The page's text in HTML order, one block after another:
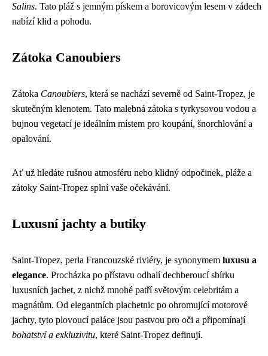
Salins. Tato pláž s jemným pískem a borovicovým lesem v zádech
nabízí klid a pohodu.
Zátoka Canoubiers
Zátoka Canoubiers, která se nachází severně od Saint-Tropez, je
skutečným klenotem. Tato malebná zátoka s tyrkysovou vodou a
bujnou vegetací je ideálním místem pro koupání, šnorchlování a
opalování.
Ať už hledáte rušnou atmosféru nebo klidný odpočinek, pláže a
zátoky Saint-Tropez splní vaše očekávání.
Luxusní jachty a butiky
Saint-Tropez, perla Francouzské riviéry, je synonymem luxusu a
elegance. Procházka po přístavu odhalí dechberoucí sbírku
luxusních jachet, z nichž mnohé patří světovým celebritám a
magnátům. Od elegantních plachetnic po ohromující motorové
jachty, tyto plovoucí paláce jsou pastvou pro oči a připomínají
bohatství a exkluzivitu, které Saint-Tropez definují.